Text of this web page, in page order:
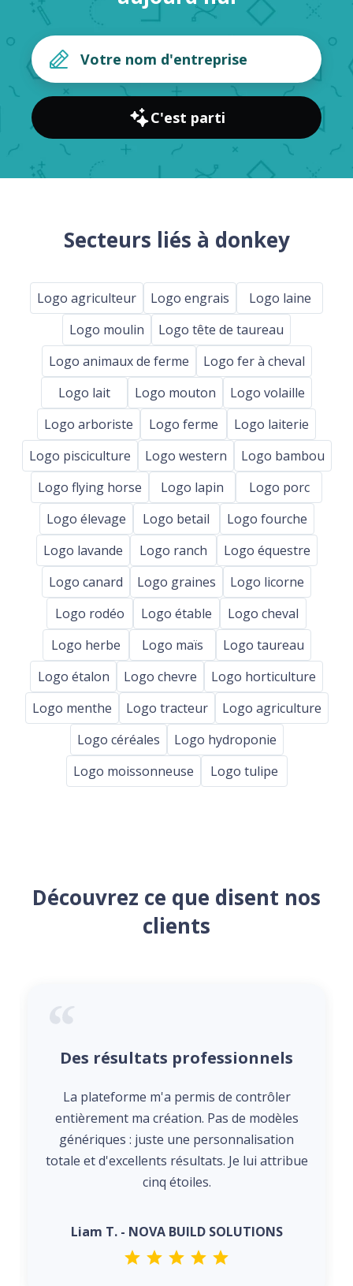
C'est parti
Secteurs liés à donkey
Logo agriculteur Logo engrais
Logo laine
Logo moulin
Logo tête de taureau
Logo animaux de ferme
Logo fer à cheval
Logo lait
Logo mouton
Logo volaille
Logo arboriste
Logo ferme
Logo laiterie
Logo pisciculture
Logo western
Logo bambou
Logo flying horse
Logo lapin
Logo porc
Logo élevage
Logo betail
Logo fourche
Logo lavande
Logo ranch
Logo équestre
Logo canard
Logo graines
Logo licorne
Logo rodéo
Logo étable
Logo cheval
Logo herbe
Logo maïs
Logo taureau
Logo étalon
Logo chevre
Logo horticulture
Logo menthe
Logo tracteur
Logo agriculture
Logo céréales
Logo hydroponie
Logo moissonneuse
Logo tulipe
Découvrez ce que disent nos
clients
Des résultats professionnels
La plateforme m'a permis de contrôler
entièrement ma création. Pas de modèles
génériques : juste une personnalisation
totale et d'excellents résultats. Je lui attribue
cinq étoiles.
Liam T. - NOVA BUILD SOLUTIONS